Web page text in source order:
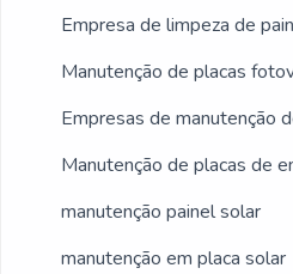
deseja achar o que
oferece, como fixação
fotovoltaicas e
telhado metálico.É uma
empresa altamente
qualificações construídas
Empresa de limpeza de
Manutenção de placas
Empresas de manutenção
Manutenção de placas de
manutenção painel solar
manutenção em placa solar